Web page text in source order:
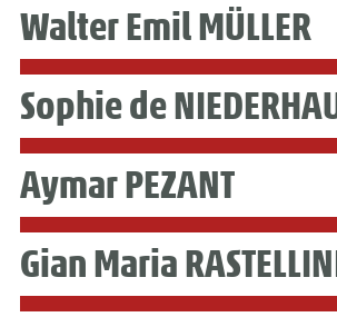
Walter Emil MÜLLER
Sophie de
Aymar PEZANT
Gian Maria